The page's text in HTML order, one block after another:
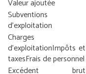
Valeur ajoutée
Subventions
d’exploitation
Charges
d’exploitationImpôts et
taxesFrais de personnel
Excédent brut